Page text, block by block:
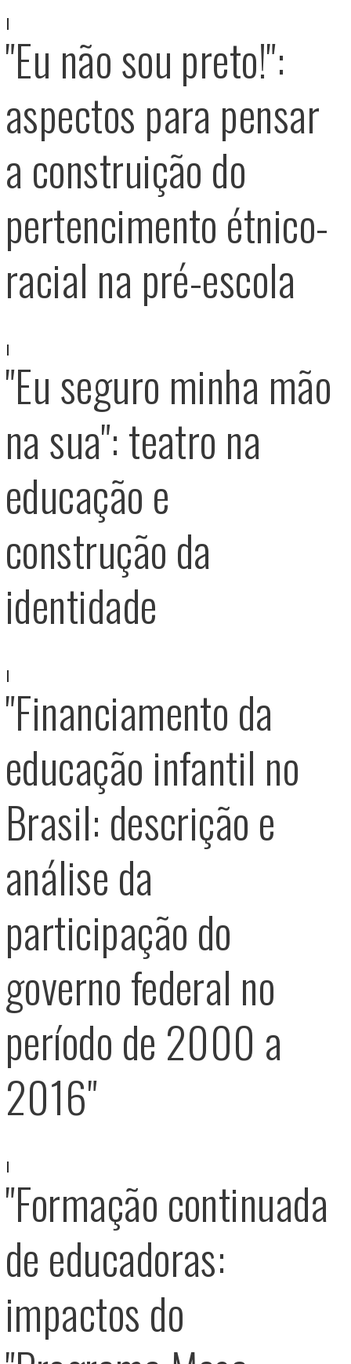
"Eu não sou preto!":
aspectos para pensar
a construição do
pertencimento étnico-
racial na pré-escola
"Eu seguro minha mão
na sua": teatro na
educação e
construção da
identidade
"Financiamento da
educação infantil no
Brasil: descrição e
análise da
participação do
governo federal no
período de 2000 a
2016"
"Formação continuada
de educadoras:
impactos do